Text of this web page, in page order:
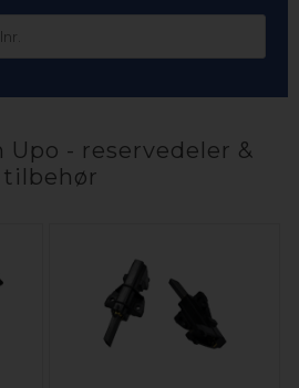
Upo - reservedeler &
tilbehør